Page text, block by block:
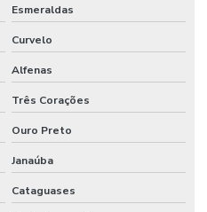
Esmeraldas
Curvelo
Alfenas
Três Corações
Ouro Preto
Janaúba
Cataguases